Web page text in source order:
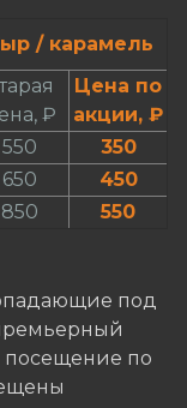
/ карамель
₽
Цена по
акции, ₽
550
350
650
450
850
550
под
посещение по